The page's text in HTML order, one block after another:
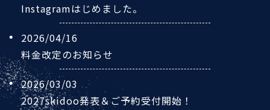
Instagramはじめました。
2026/04/16
料金改定のお知らせ
2026/03/03
2027skidoo発表＆ご予約受付開始！